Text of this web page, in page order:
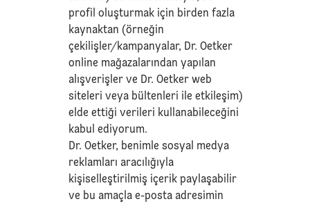
profil oluşturmak için birden fazla
kaynaktan (örneğin
çekilişler/kampanyalar, Dr. Oetker
online mağazalarından yapılan
alışverişler ve Dr. Oetker web
siteleri veya bültenleri ile etkileşim)
elde ettiği verileri kullanabileceğini
kabul ediyorum.
Dr. Oetker, benimle sosyal medya
reklamları aracılığıyla
kişiselleştirilmiş içerik paylaşabilir
ve bu amaçla e-posta adresimin